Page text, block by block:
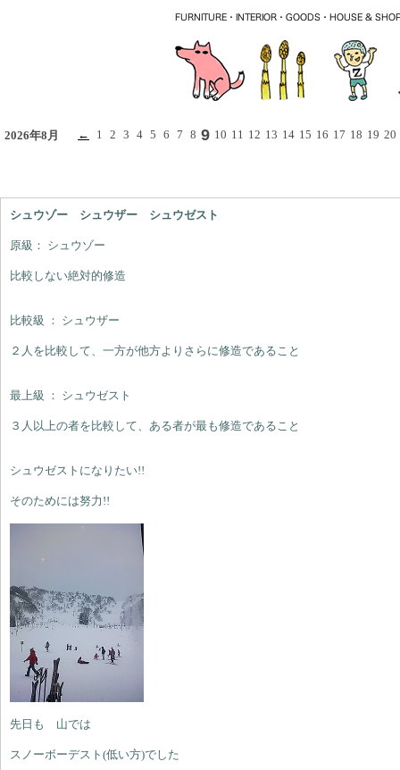
2026年8月 ← 1 2 3 4 5 6 7 8 9 10 11 12 13 14 15 16 17 18 19 20
シュウゾー シュウザー シュウゼスト
原級： シュウゾー
比較しない絶対的修造
比較級 ： シュウザー
２人を比較して、一方が他方よりさらに修造であること
最上級 ： シュウゼスト
３人以上の者を比較して、ある者が最も修造であること
シュウゼストになりたい!!
そのためには努力!!
先日も 山では
スノーボーデスト(低い方)でした